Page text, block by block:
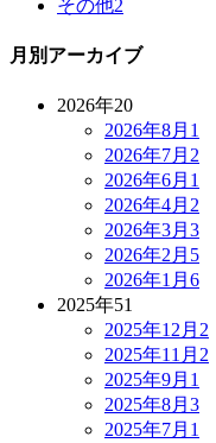
その他2
月別アーカイブ
2026年20
2026年8月 1
2026年7月 2
2026年6月 1
2026年4月 2
2026年3月 3
2026年2月 5
2026年1月 6
2025年51
2025年12月 2
2025年11月 2
2025年9月 1
2025年8月 3
2025年7月 1